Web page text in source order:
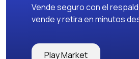
Vende seguro con el
vende y retira en minutos
Play Market